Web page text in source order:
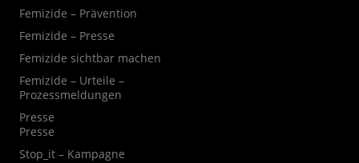
Femizide – Prävention
Femizide – Presse
Femizide sichtbar machen
Femizide – Urteile –
Prozessmeldungen
Presse
Presse
Stop_it – Kampagne